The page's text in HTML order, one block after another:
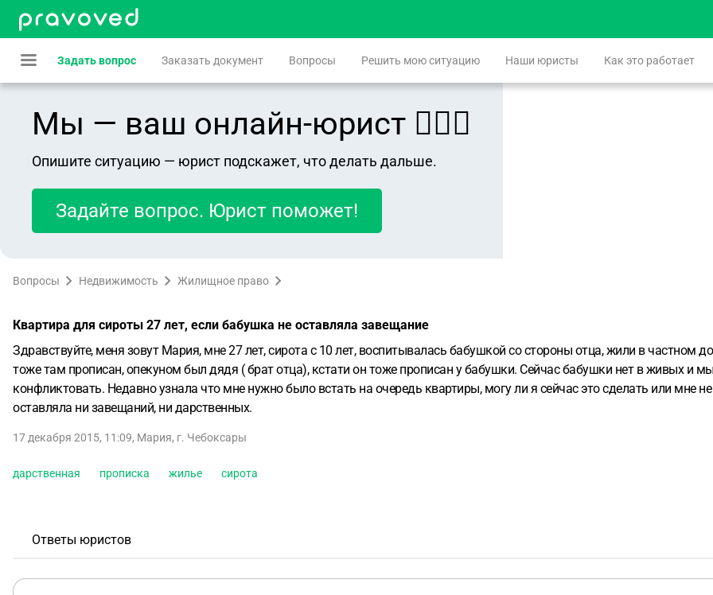
Задать вопрос Заказать документ Вопросы Решить мою ситуацию Наши юристы Как это работает
Мы — ваш онлайн-юрист 👨🏻‍⚖️
Опишите ситуацию — юрист подскажет, что делать дальше.
Задайте вопрос. Юрист поможет!
Вопросы Недвижимость Жилищное право
Квартира для сироты 27 лет, если бабушка не оставляла завещание
Здравствуйте, меня зовут Мария, мне 27 лет, сирота с 10 лет, воспитывалась бабушкой со стороны отца, жили в частном
тоже там прописан, опекуном был дядя ( брат отца), кстати он тоже прописан у бабушки. Сейчас бабушки нет в живых и
конфликтовать. Недавно узнала что мне нужно было встать на очередь квартиры, могу ли я сейчас это сделать или мне
оставляла ни завещаний, ни дарственных.
17 декабря 2015, 11:09, Мария, г. Чебоксары
дарственная прописка жилье сирота
Ответы юристов